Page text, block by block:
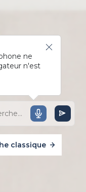
ne
n'est
classique